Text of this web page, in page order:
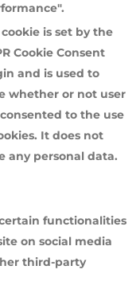
is set by the
Cookie Consent
and is used to
whether or not user
to the use
It does not
any personal data.
functionalities
on social media
third-party